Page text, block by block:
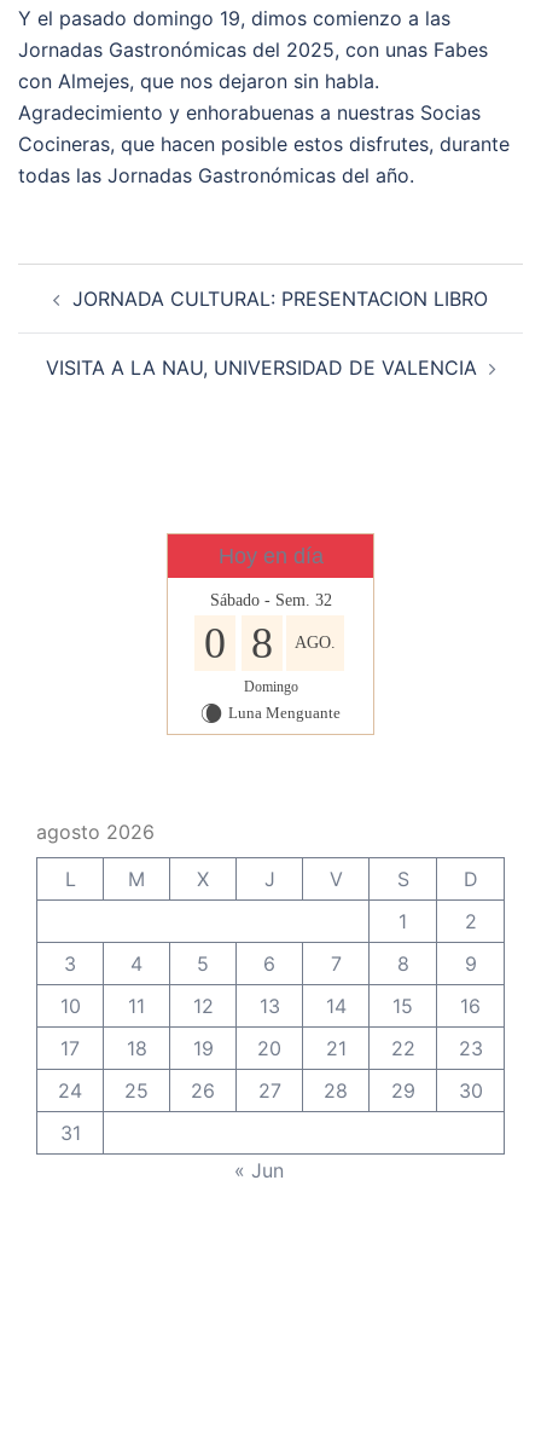
Y el pasado domingo 19, dimos comienzo a las
Jornadas Gastronómicas del 2025, con unas Fabes
con Almejes, que nos dejaron sin habla.
Agradecimiento y enhorabuenas a nuestras Socias
Cocineras, que hacen posible estos disfrutes, durante
todas las Jornadas Gastronómicas del año.
entradas
JORNADA CULTURAL: PRESENTACION LIBRO
VISITA A LA NAU, UNIVERSIDAD DE VALENCIA
Hoy en día
Sábado - Sem. 32
0 8 AGO.
Domingo
W Luna Menguante
agosto 2026
L
M X J V S
D
1
2
3
4 5 6 7 8
9
10
11 12 13 14 15
16
17
18 19 20 21 22
23
24
25 26 27 28 29
30
31
« Jun